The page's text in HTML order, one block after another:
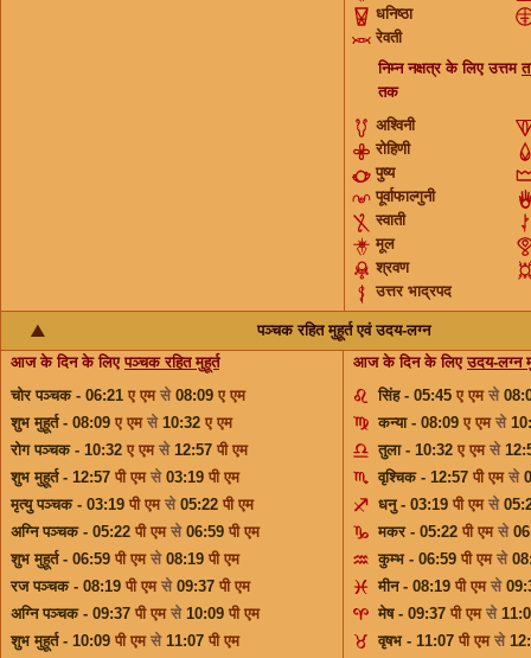
धनिष्ठा
रेवती
निम्न नक्षत्र के लिए उत्तम
तक
अश्विनी
रोहिणी
पुष्य
पूर्वाफाल्गुनी
स्वाती
मूल
श्रवण
उत्तर भाद्रपद
पञ्चक रहित मुहूर्त एवं उदय-लग्न
आज के दिन के लिए पञ्चक रहित मुहूर्त
चोर पञ्चक - 06:21 ए एम से 08:09 ए एम
शुभ मुहूर्त - 08:09 ए एम से 10:32 ए एम
रोग पञ्चक - 10:32 ए एम से 12:57 पी एम
शुभ मुहूर्त - 12:57 पी एम से 03:19 पी एम
मृत्यु पञ्चक - 03:19 पी एम से 05:22 पी एम
अग्नि पञ्चक - 05:22 पी एम से 06:59 पी एम
शुभ मुहूर्त - 06:59 पी एम से 08:19 पी एम
रज पञ्चक - 08:19 पी एम से 09:37 पी एम
अग्नि पञ्चक - 09:37 पी एम से 10:09 पी एम
शुभ मुहूर्त - 10:09 पी एम से 11:07 पी एम
आज के दिन के लिए उदय-लग्न
सिंह - 05:45 ए एम से
कन्या - 08:09 ए एम से
तुला - 10:32 ए एम से
वृश्चिक - 12:57 पी एम से
धनु - 03:19 पी एम से
मकर - 05:22 पी एम से
कुम्भ - 06:59 पी एम से
मीन - 08:19 पी एम से
मेष - 09:37 पी एम से
वृषभ - 11:07 पी एम से